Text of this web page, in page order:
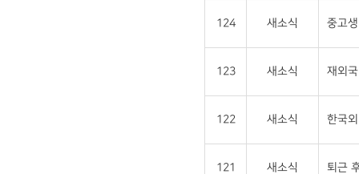
124 새소식 중고
123 새소식 재외
122 새소식 한국
121 새소식 퇴근